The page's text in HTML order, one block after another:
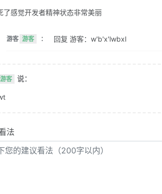
了感觉开发者精神状态非常美丽
游客 游客 ： 回复 游客：w'b'x'lwbxl
游客 说：
法